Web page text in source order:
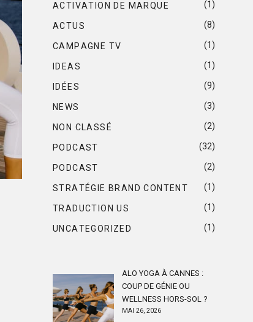
ACTIVATION DE MARQUE (1)
ACTUS (8)
CAMPAGNE TV (1)
IDEAS (1)
IDÉES (9)
NEWS (3)
NON CLASSÉ (2)
PODCAST (32)
PODCAST (2)
STRATÉGIE BRAND CONTENT (1)
TRADUCTION US (1)
UNCATEGORIZED (1)
ALO YOGA À CANNES :
COUP DE GÉNIE OU
WELLNESS HORS-SOL ?
MAI 26, 2026